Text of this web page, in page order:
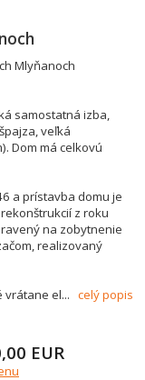
Mlyňanoch
samostatná izba,
veľká
Dom má celkovú
a prístavba domu je
z roku
na zobytnenie
realizovaný
vrátane el... celý popis
EUR